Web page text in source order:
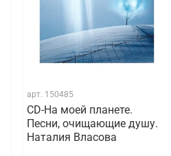
арт. 150485
CD-На моей планете.
Песни, очищающие душу.
Наталия Власова